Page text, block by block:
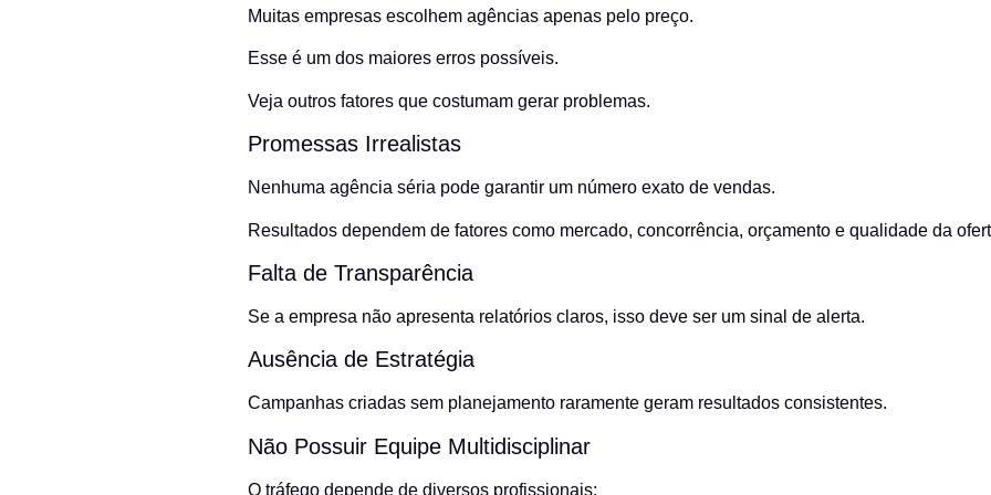
Muitas empresas escolhem agências apenas pelo preço.
Esse é um dos maiores erros possíveis.
Veja outros fatores que costumam gerar problemas.
Promessas Irrealistas
Nenhuma agência séria pode garantir um número exato de vendas.
Resultados dependem de fatores como mercado, concorrência, orçamento e qualidade da
Falta de Transparência
Se a empresa não apresenta relatórios claros, isso deve ser um sinal de alerta.
Ausência de Estratégia
Campanhas criadas sem planejamento raramente geram resultados consistentes.
Não Possuir Equipe Multidisciplinar
O tráfego depende de diversos profissionais: